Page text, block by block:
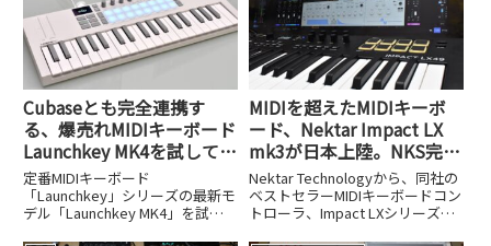
Cubaseとも完全連携す
る、爆売れMIDIキーボード
Launchkey MK4を試してみ
た
定番MIDIキーボード
「Launchkey」シリーズの最新モ
デル「Launchkey MK4」を試し
MIDIを超えたMIDIキーボ
ード、Nektar Impact LX
mk3が日本上陸。NKS完全
対応でDAWとの融合がさら
に進化
Nektar Technologyから、同社の
ベストセラーMIDIキーボードコン
トローラ、Impact LXシリーズの